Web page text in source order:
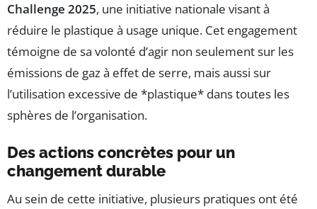
Challenge 2025, une initiative nationale visant à
réduire le plastique à usage unique. Cet engagement
témoigne de sa volonté d’agir non seulement sur les
émissions de gaz à effet de serre, mais aussi sur
l’utilisation excessive de *plastique* dans toutes les
sphères de l’organisation.
Des actions concrètes pour un
changement durable
Au sein de cette initiative, plusieurs pratiques ont été